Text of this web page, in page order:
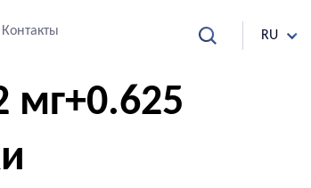
Контакты RU
мг+0.625